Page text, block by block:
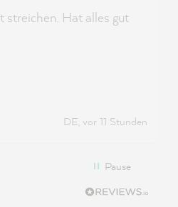
streichen. Hat alles gut
DE, vor 11 Stunden
Pause